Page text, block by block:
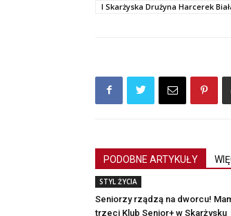
I Skarżyska Drużyna Harcerek
PODOBNE ARTYKUŁY
STYL ŻYCIA
Seniorzy rządzą na dworcu!
trzeci Klub Senior+ w Skarżysku